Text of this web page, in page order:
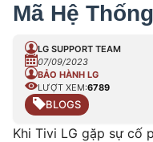
Mã Hệ Thống
LG SUPPORT TEAM
07/09/2023
BẢO HÀNH LG
LƯỢT XEM:6789
BLOGS
Khi Tivi LG gặp sự cố